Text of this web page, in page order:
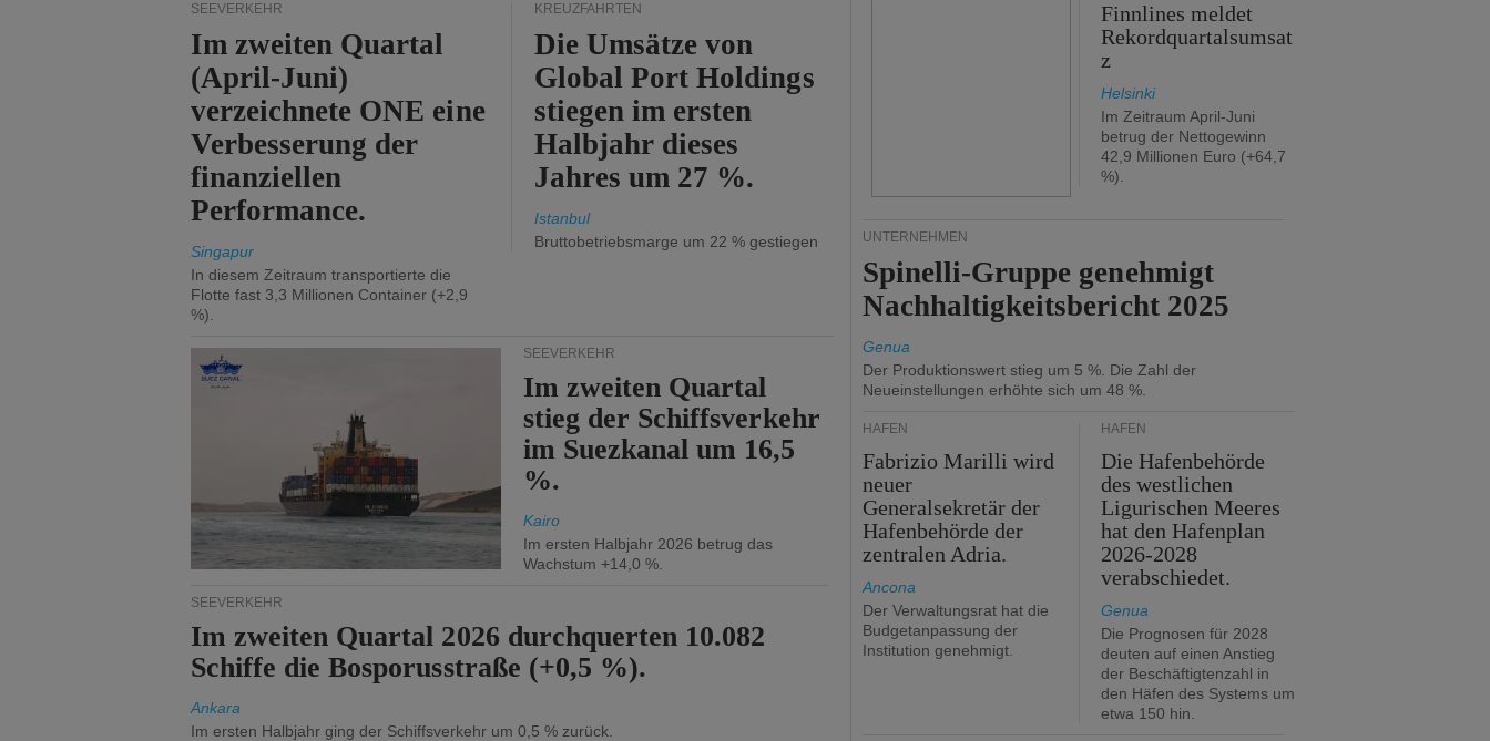
SEEVERKEHR
Im zweiten Quartal
(April-Juni)
verzeichnete ONE eine
Verbesserung der
finanziellen
Performance.
Singapur
In diesem Zeitraum transportierte die
Flotte fast 3,3 Millionen Container (+2,9
%).
KREUZFAHRTEN
Die Umsätze von
Global Port Holdings
stiegen im ersten
Halbjahr dieses
Jahres um 27 %.
Istanbul
Bruttobetriebsmarge um 22 % gestiegen
SEEVERKEHR
Im zweiten Quartal
stieg der Schiffsverkehr
im Suezkanal um 16,5
%.
Kairo
Im ersten Halbjahr 2026 betrug das
Wachstum +14,0 %.
SEEVERKEHR
Im zweiten Quartal 2026 durchquerten 10.082
Schiffe die Bosporusstraße (+0,5 %).
Ankara
Im ersten Halbjahr ging der Schiffsverkehr um 0,5 % zurück.
Finnlines meldet
Rekordquartalsumsat
z
Helsinki
Im Zeitraum April-Juni
betrug der Nettogewinn
42,9 Millionen Euro (+64,7
%).
UNTERNEHMEN
Spinelli-Gruppe genehmigt
Nachhaltigkeitsbericht 2025
Genua
Der Produktionswert stieg um 5 %. Die Zahl der
Neueinstellungen erhöhte sich um 48 %.
HÄFEN
Fabrizio Marilli wird
neuer
Generalsekretär der
Hafenbehörde der
zentralen Adria.
Ancona
Der Verwaltungsrat hat die
Budgetanpassung der
Institution genehmigt.
HÄFEN
Die Hafenbehörde
des westlichen
Ligurischen Meeres
hat den Hafenplan
2026-2028
verabschiedet.
Genua
Die Prognosen für 2028
deuten auf einen Anstieg
der Beschäftigtenzahl in
den Häfen des Systems um
etwa 150 hin.